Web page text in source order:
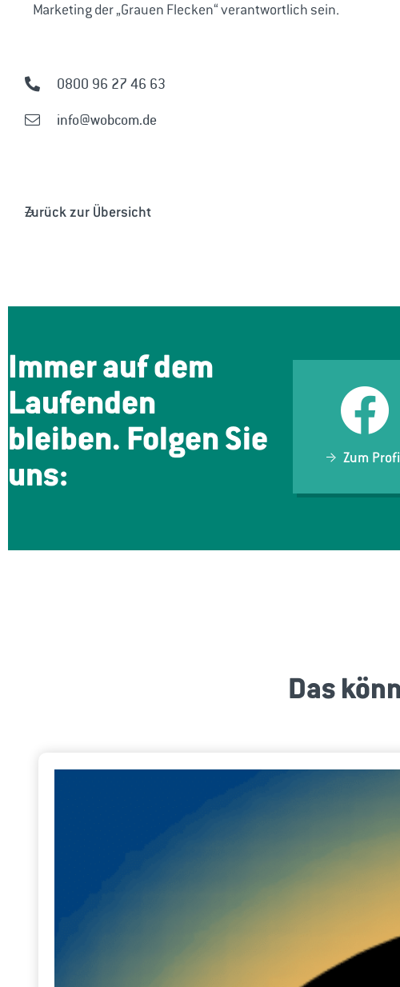
Marketing der „Grauen Flecken“ verantwortlich sein.
0800 96 27 46 63
info@wobcom.de
Zurück zur Übersicht
Immer auf dem
Laufenden
bleiben. Folgen Sie
uns:
Zum
Das